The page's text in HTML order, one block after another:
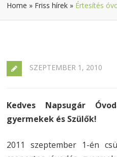
Home » Friss hírek » Értesítés
SZEPTEMBER 1, 2010
Kedves Napsugár
gyermekek és Szülők!
2011 szeptember 1-én